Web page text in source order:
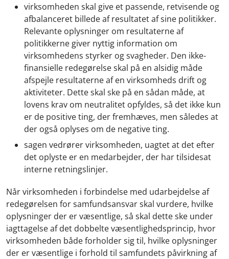
virksomheden skal give et passende, retvisende og
afbalanceret billede af resultatet af sine politikker.
Relevante oplysninger om resultaterne af
politikkerne giver nyttig information om
virksomhedens styrker og svagheder. Den ikke-
finansielle redegørelse skal på en alsidig måde
afspejle resultaterne af en virksomheds drift og
aktiviteter. Dette skal ske på en sådan måde, at
lovens krav om neutralitet opfyldes, så det ikke kun
er de positive ting, der fremhæves, men således at
der også oplyses om de negative ting.
sagen vedrører virksomheden, uagtet at det efter
det oplyste er en medarbejder, der har tilsidesat
interne retningslinjer.
Når virksomheden i forbindelse med udarbejdelse af
redegørelsen for samfundsansvar skal vurdere, hvilke
oplysninger der er væsentlige, så skal dette ske under
iagttagelse af det dobbelte væsentlighedsprincip, hvor
virksomheden både forholder sig til, hvilke oplysninger
der er væsentlige i forhold til samfundets påvirkning af